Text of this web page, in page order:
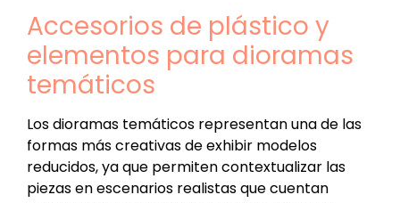
Accesorios de plástico y
elementos para dioramas
temáticos
Los dioramas temáticos representan una de las
formas más creativas de exhibir modelos
reducidos, ya que permiten contextualizar las
piezas en escenarios realistas que cuentan